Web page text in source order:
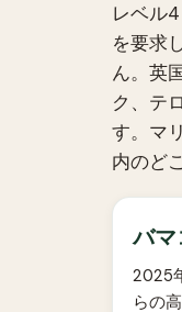
レベル
を要求
ん。英
ク、テ
す。マ
内のど
バ
2025
らの